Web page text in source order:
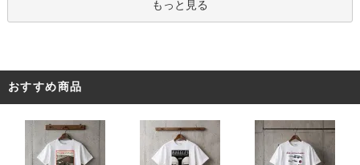
もっと見る
おすすめ商品